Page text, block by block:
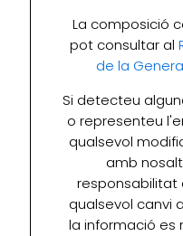
La composició
pot consultar al
de la
Si detecteu
o representeu
qualsevol
amb
qualsevol canvi
la informació es